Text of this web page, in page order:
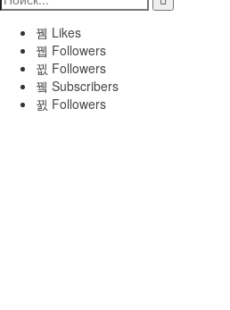
Likes
Followers
Followers
Subscribers
Followers